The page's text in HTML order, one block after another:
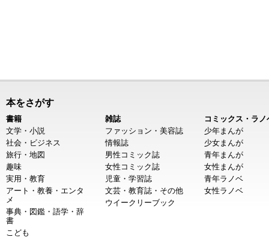
本をさがす
書籍
文学・小説
社会・ビジネス
旅行・地図
趣味
実用・教育
アート・教養・エンタ
メ
事典・図鑑・語学・辞
書
こども
雑誌
ファッション・美容誌
情報誌
男性コミック誌
女性コミック誌
児童・学習誌
文芸・教育誌・その他
ウイークリーブック
コミックス・ラノ
少年まんが
少女まんが
青年まんが
女性まんが
青年ラノベ
女性ラノベ